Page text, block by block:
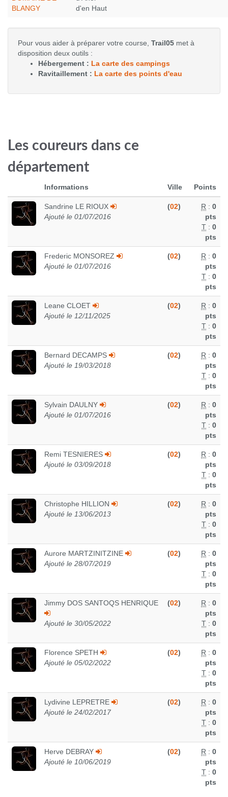
BLANGY
d'en Haut
Pour vous aider à préparer votre course, Trail05 met à
disposition deux outils :
Hébergement : La carte des campings
Ravitaillement : La carte des points d'eau
Les coureurs dans ce
département
Informations Ville Points
Sandrine LE RIOUX
Ajouté le 01/07/2016
(02) R : 0
pts
T : 0
pts
Frederic MONSOREZ
Ajouté le 01/07/2016
(02) R : 0
pts
T : 0
pts
Leane CLOET
Ajouté le 12/11/2025
(02) R : 0
pts
T : 0
pts
Bernard DECAMPS
Ajouté le 19/03/2018
(02) R : 0
pts
T : 0
pts
Sylvain DAULNY
Ajouté le 01/07/2016
(02) R : 0
pts
T : 0
pts
Remi TESNIERES
Ajouté le 03/09/2018
(02) R : 0
pts
T : 0
pts
Christophe HILLION
Ajouté le 13/06/2013
(02) R : 0
pts
T : 0
pts
Aurore MARTZINITZINE
Ajouté le 28/07/2019
(02) R : 0
pts
T : 0
pts
Jimmy DOS SANTOQS HENRIQUE
Ajouté le 30/05/2022
(02) R : 0
pts
T : 0
pts
Florence SPETH
Ajouté le 05/02/2022
(02) R : 0
pts
T : 0
pts
Lydivine LEPRETRE
Ajouté le 24/02/2017
(02) R : 0
pts
T : 0
pts
Herve DEBRAY
Ajouté le 10/06/2019
(02) R : 0
pts
T : 0
pts